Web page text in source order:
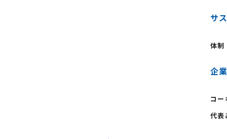
サ
体制
企
コー
代表